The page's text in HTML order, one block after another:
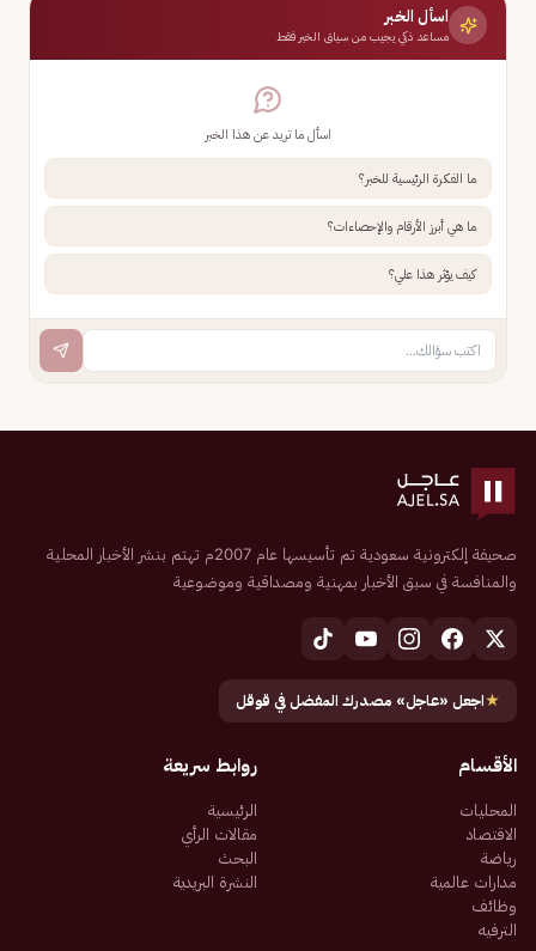
اسأل الخبر
مساعد ذكي يجيب من سياق الخبر فقط
اسأل ما تريد عن هذا الخبر
ما الفكرة الرئيسية للخبر؟
ما هي أبرز الأرقام والإحصاءات؟
كيف يؤثر هذا علي؟
صحيفة إلكترونية سعودية تم تأسيسها عام 2007م تهتم بنشر الأخبار المحلية
والمنافسة في سبق الأخبار بمهنية ومصداقية وموضوعية
★اجعل «عاجل» مصدرك المفضل في قوقل
الأقسام
المحليات
الاقتصاد
رياضة
مدارات عالمية
وظائف
الترفيه
روابط سريعة
الرئيسية
مقالات الرأي
البحث
النشرة البريدية